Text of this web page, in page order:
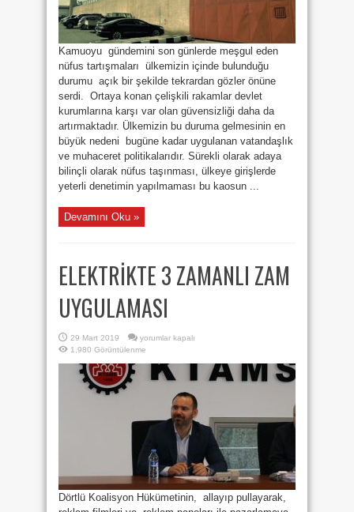
Kamuoyu gündemini son günlerde meşgul eden
nüfus tartışmaları ülkemizin içinde bulunduğu
durumu açık bir şekilde tekrardan gözler önüne
serdi. Ortaya konan çelişkili rakamlar devlet
kurumlarına karşı var olan güvensizliği daha da
artırmaktadır. Ülkemizin bu duruma gelmesinin en
büyük nedeni bugüne kadar uygulanan vatandaşlık
ve muhaceret politikalarıdır. Sürekli olarak adaya
bilinçli olarak nüfus taşınması, ülkeye girişlerde
yeterli denetimin yapılmaması bu kaosun ...
Devamını Oku »
ELEKTRİKTE 3 ZAMANLI ZAM
UYGULAMASI
29 Mart 2019
ELEKTRİKTE
ZAMANLI
ZAM
UYGULAMASI
için
yorumlar kapalı
1,980 Görüntülenme
Dörtlü Koalisyon Hükümetinin, allayıp pullayarak,